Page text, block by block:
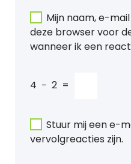
Mijn naam, e-
deze browser voor
wanneer ik een
4 − 2 =
Stuur mij een e-
vervolgreacties zijn.